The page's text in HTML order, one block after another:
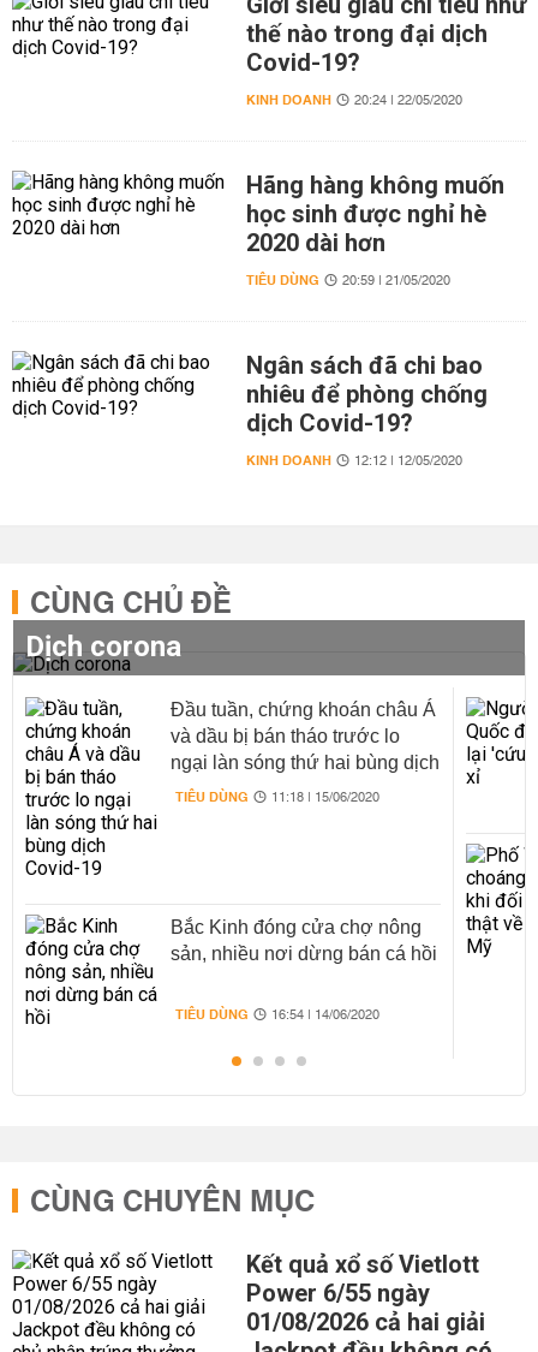
thế nào trong đại dịch
Covid-19?
KINH DOANH 20:24 | 22/05/2020
Hãng hàng không muốn
học sinh được nghỉ hè
2020 dài hơn
TIÊU DÙNG 20:59 | 21/05/2020
Ngân sách đã chi bao
nhiêu để phòng chống
dịch Covid-19?
KINH DOANH 12:12 | 12/05/2020
CÙNG CHỦ ĐỀ
Dịch corona
Đầu tuần, chứng khoán châu Á
và dầu bị bán tháo trước lo
ngại làn sóng thứ hai bùng dịch
Covid-19
TIÊU DÙNG 11:18 | 15/06/2020
Bắc Kinh đóng cửa chợ nông
sản, nhiều nơi dừng bán cá hồi
TIÊU DÙNG 16:54 | 14/06/2020
CÙNG CHUYÊN MỤC
Kết quả xổ số Vietlott
Power 6/55 ngày
01/08/2026 cả hai giải